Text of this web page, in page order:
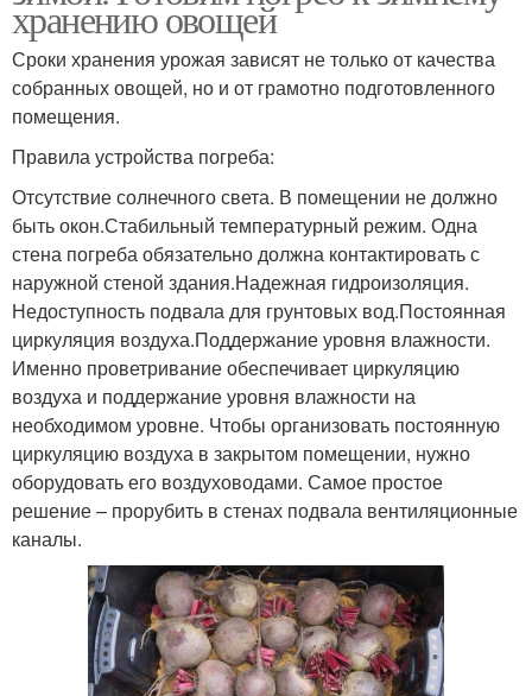
хранению овощей
Сроки хранения урожая зависят не только от качества
собранных овощей, но и от грамотно подготовленного
помещения.
Правила устройства погреба:
Отсутствие солнечного света. В помещении не должно
быть окон.Стабильный температурный режим. Одна
стена погреба обязательно должна контактировать с
наружной стеной здания.Надежная гидроизоляция.
Недоступность подвала для грунтовых вод.Постоянная
циркуляция воздуха.Поддержание уровня влажности.
Именно проветривание обеспечивает циркуляцию
воздуха и поддержание уровня влажности на
необходимом уровне. Чтобы организовать постоянную
циркуляцию воздуха в закрытом помещении, нужно
оборудовать его воздуховодами. Самое простое
решение – прорубить в стенах подвала вентиляционные
каналы.